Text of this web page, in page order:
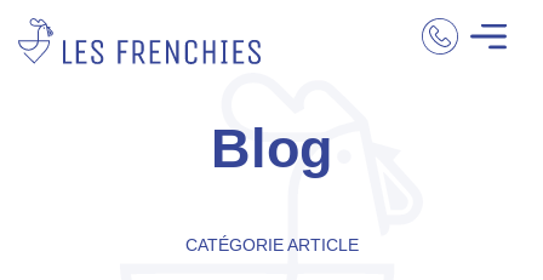
Blog
CATÉGORIE ARTICLE